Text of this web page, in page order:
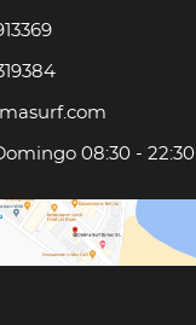
08:30 - 22:30